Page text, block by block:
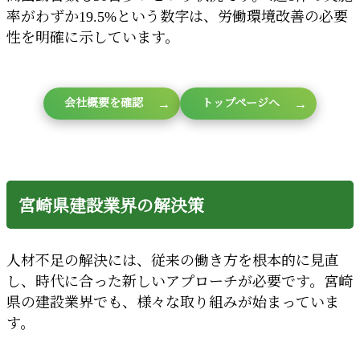
率がわずか19.5%という数字は、労働環境改善の必要
性を明確に示しています。
会社概要を確認 トップページへ
宮崎県建設業界の解決策
人材不足の解決には、従来の働き方を根本的に見直
し、時代に合った新しいアプローチが必要です。宮崎
県の建設業界でも、様々な取り組みが始まっていま
す。